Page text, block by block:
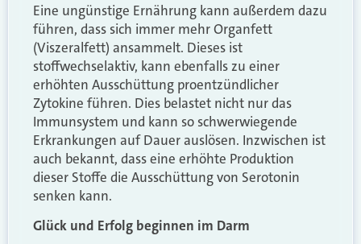
Eine ungünstige Ernährung kann außerdem dazu
führen, dass sich immer mehr Organfett
(Viszeralfett) ansammelt. Dieses ist
stoffwechselaktiv, kann ebenfalls zu einer
erhöhten Ausschüttung proentzündlicher
Zytokine führen. Dies belastet nicht nur das
Immunsystem und kann so schwerwiegende
Erkrankungen auf Dauer auslösen. Inzwischen ist
auch bekannt, dass eine erhöhte Produktion
dieser Stoffe die Ausschüttung von Serotonin
senken kann.
Glück und Erfolg beginnen im Darm